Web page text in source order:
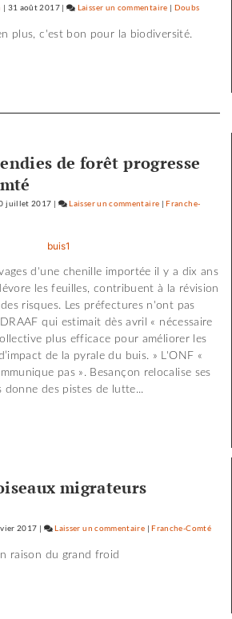
| 31 août 2017| Laisser un commentaire on
| Doubs
plus, c'est bon pour la biodiversité.
de forêt progresse
juillet 2017 | Laisser un commentaire on
les
scories
de
la
crue…
|Franche-
d'une chenille importée il y a dix ans
les feuilles, contribuent à la révision
risques. Les préfectures n'ont pas
qui estimait dès avril « nécessaire
plus efficace pour améliorer les
de la pyrale du buis. » L'ONF «
pas ». Besançon relocalise ses
donne des pistes de lutte...
migrateurs
2017 | Laisser un commentaire on
|Franche-Comté
raison du grand froid